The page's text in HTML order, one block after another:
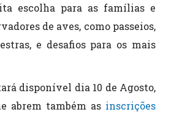
escolha para as famílias e
de aves, como passeios,
e desafios para os mais
disponível dia 10 de Agosto,
abrem também as inscrições